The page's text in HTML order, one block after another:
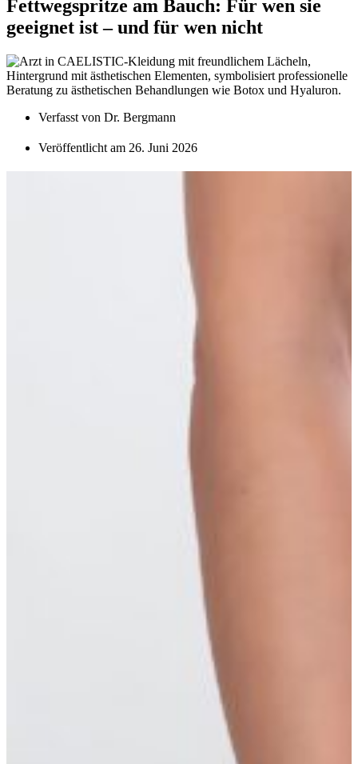
Fettwegspritze am Bauch: Für wen sie
geeignet ist – und für wen nicht
Verfasst von Dr. Bergmann
Veröffentlicht am 26. Juni 2026